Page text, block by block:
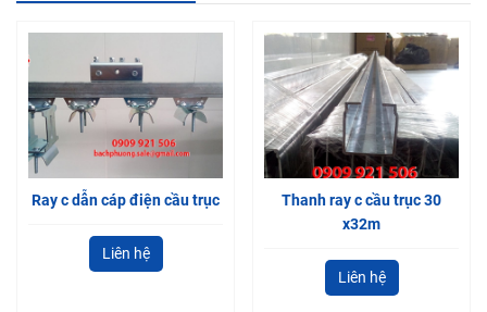
Ray c dẫn cáp điện cầu trục
Liên hệ
Thanh ray c cầu trục 30
x32m
Liên hệ